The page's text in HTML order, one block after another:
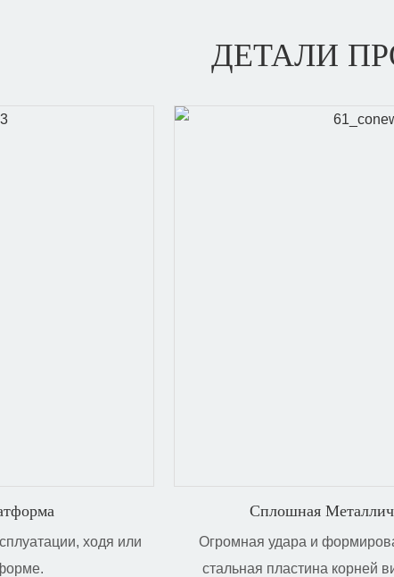
ДЕТАЛИ
ходя или
Сплошная
Огромная удара и
стальная пластина корней